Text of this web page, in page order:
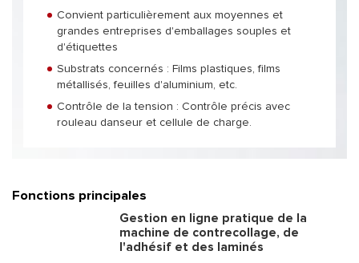
Convient particulièrement aux moyennes et
grandes entreprises d'emballages souples et
d'étiquettes
Substrats concernés : Films plastiques, films
métallisés, feuilles d'aluminium, etc.
Contrôle de la tension : Contrôle précis avec
rouleau danseur et cellule de charge.
Fonctions principales
Gestion en ligne pratique de la
machine de contrecollage, de
l'adhésif et des laminés